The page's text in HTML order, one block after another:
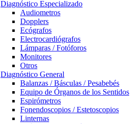
Diagnóstico Especializado
Audiometros
Dopplers
Ecógrafos
Electrocardiógrafos
Lámparas / Fotóforos
Monitores
Otros
Diagnóstico General
Balanzas / Básculas / Pesabebés
Equipo de Órganos de los Sentidos
Espirómetros
Fonendoscopios / Estetoscopios
Linternas